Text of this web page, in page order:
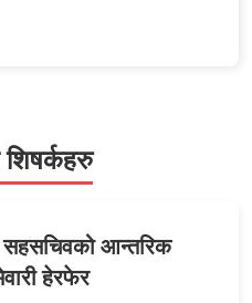
शिषर्कहरु
आन्तरिक
हेरफेर